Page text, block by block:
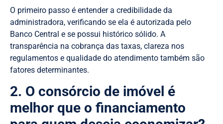
O primeiro passo é entender a credibilidade da
administradora, verificando se ela é autorizada pelo
Banco Central e se possui histórico sólido. A
transparência na cobrança das taxas, clareza nos
regulamentos e qualidade do atendimento também são
fatores determinantes.
2. O consórcio de imóvel é
melhor que o financiamento